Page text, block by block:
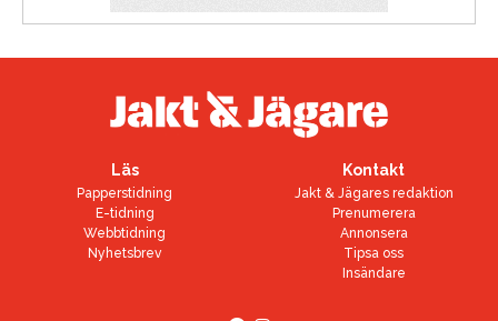
Läs
Papperstidning
E-tidning
Webbtidning
Nyhetsbrev
Kontakt
Jakt & Jägares redaktion
Prenumerera
Annonsera
Tipsa oss
Insändare